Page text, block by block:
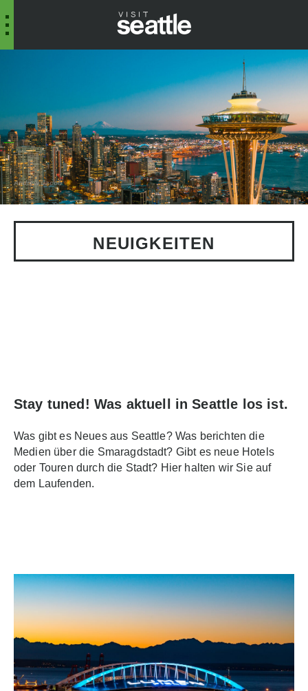
Andrew Jacob
NEUIGKEITEN
Stay tuned! Was aktuell in Seattle los ist.
Was gibt es Neues aus Seattle? Was berichten die
Medien über die Smaragdstadt? Gibt es neue Hotels
oder Touren durch die Stadt? Hier halten wir Sie auf
dem Laufenden.